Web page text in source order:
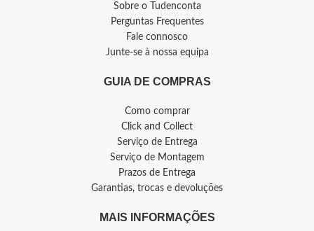
Sobre o Tudenconta
Perguntas Frequentes
Fale connosco
Junte-se à nossa equipa
GUIA DE COMPRAS
Como comprar
Click and Collect
Serviço de Entrega
Serviço de Montagem
Prazos de Entrega
Garantias, trocas e devoluções
MAIS INFORMAÇÕES